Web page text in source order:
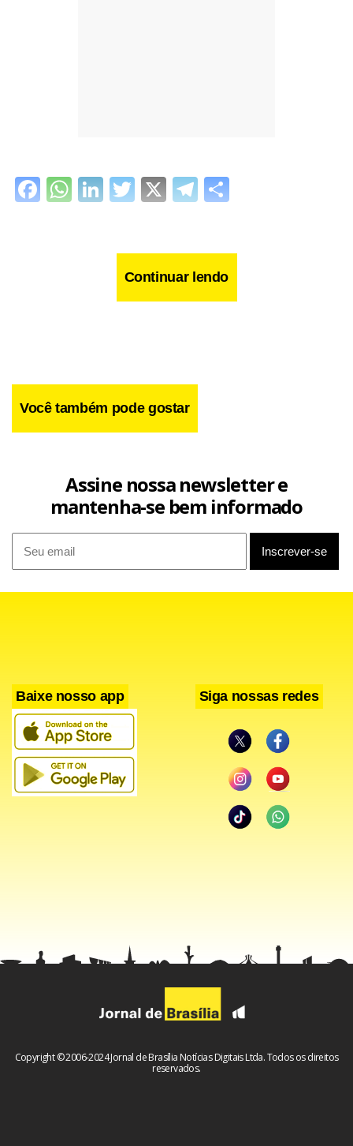
Facebook
WhatsApp
LinkedIn
Twitter
X Telegram
Continuar lendo
Você também pode gostar
Assine nossa newsletter e
mantenha-se bem informado
Baixe nosso app Siga nossas redes
Copyright © 2006-2024 Jornal de Brasília Notícias Digitais Ltda. Todos os direitos
reservados.